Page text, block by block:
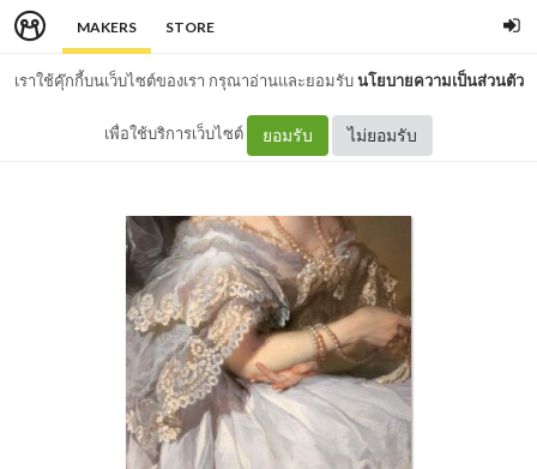
MAKERS STORE
เราใช้คุ๊กกี้บนเว็บไซต์ของเรา กรุณาอ่านและยอมรับนโยบายความเป็นส่วนตัว
เพื่อใช้บริการเว็บไซต์ ยอมรับ ไม่ยอมรับ